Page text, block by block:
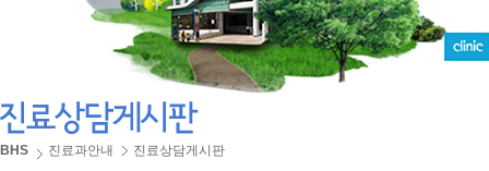
BHS 진료과안내 진료상담게시판